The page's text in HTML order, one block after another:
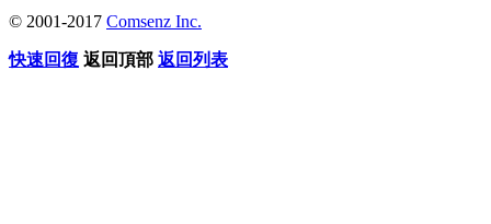
© 2001-2017 Comsenz Inc.
快速回復 返回頂部 返回列表